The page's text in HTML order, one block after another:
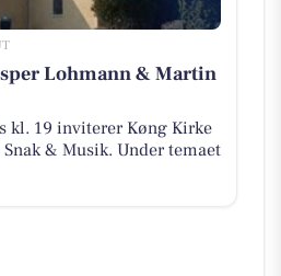
Lohmann & Martin
kl. 19 inviterer Køng Kirke
& Musik. Under temaet